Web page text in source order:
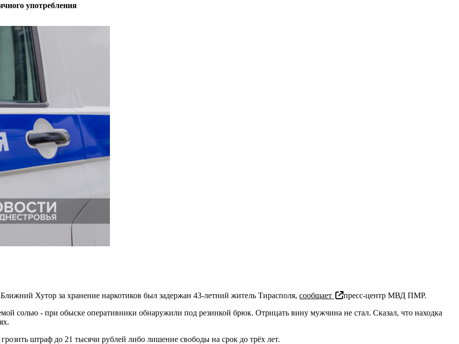
употребления
Хутор за хранение наркотиков был задержан 43-летний житель Тирасполя, сообщает
пресс-центр МВД ПМР.
солью - при обыске оперативники обнаружили под резинкой брюк. Отрицать вину мужчина не стал. Сказал, что находка
штраф до 21 тысячи рублей либо лишение свободы на срок до трёх лет.